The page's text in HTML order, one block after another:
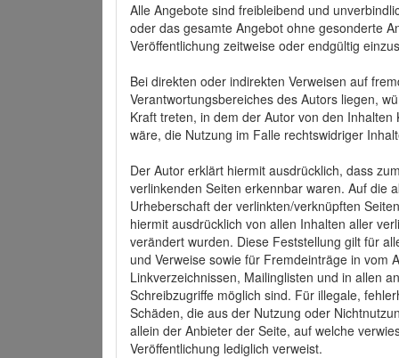
Alle Angebote sind freibleibend und
oder das gesamte Angebot ohne gesonderte
Veröffentlichung zeitweise oder endgültig
Bei direkten oder indirekten Verweisen auf
Verantwortungsbereiches des Autors liegen,
Kraft treten, in dem der Autor von den
wäre, die Nutzung im Falle rechtswidriger
Der Autor erklärt hiermit ausdrücklich, dass
verlinkenden Seiten erkennbar waren. Auf die
Urheberschaft der verlinkten/verknüpften
hiermit ausdrücklich von allen Inhalten aller
verändert wurden. Diese Feststellung gilt für
und Verweise sowie für Fremdeinträge in vom
Linkverzeichnissen, Mailinglisten und in allen
Schreibzugriffe möglich sind. Für illegale,
Schäden, die aus der Nutzung oder
allein der Anbieter der Seite, auf welche
Veröffentlichung lediglich verweist.